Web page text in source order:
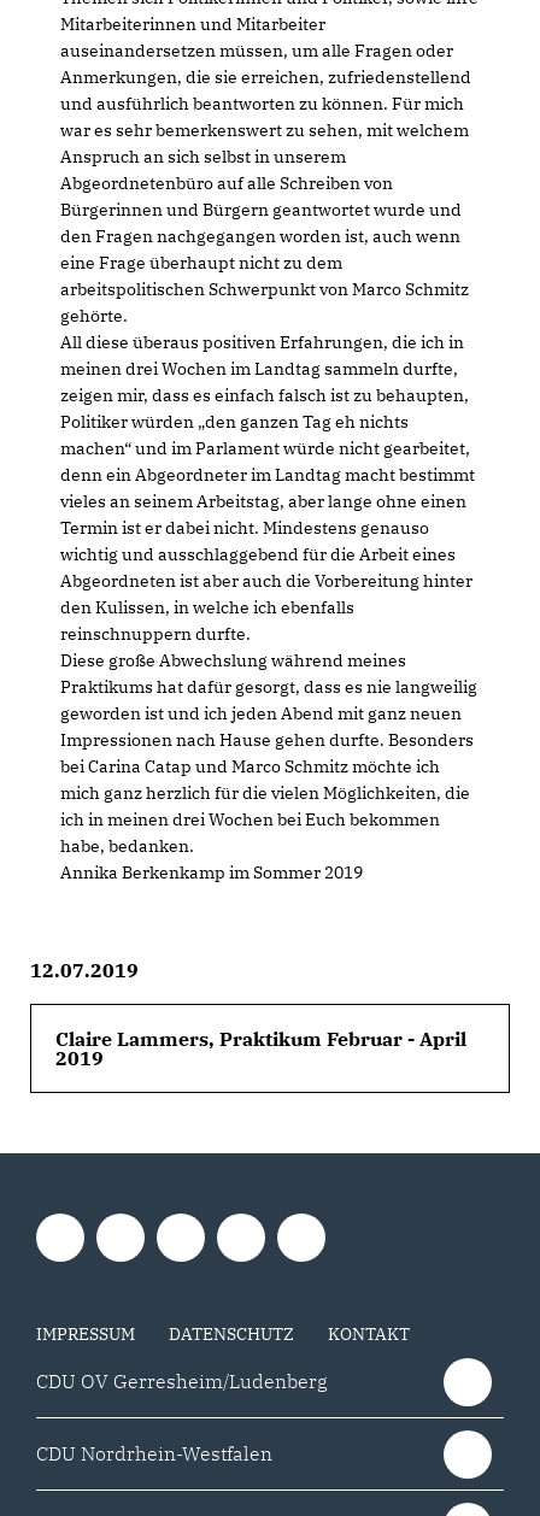
Mitarbeiterinnen und Mitarbeiter
auseinandersetzen müssen, um alle Fragen oder
Anmerkungen, die sie erreichen, zufriedenstellend
und ausführlich beantworten zu können. Für mich
war es sehr bemerkenswert zu sehen, mit welchem
Anspruch an sich selbst in unserem
Abgeordnetenbüro auf alle Schreiben von
Bürgerinnen und Bürgern geantwortet wurde und
den Fragen nachgegangen worden ist, auch wenn
eine Frage überhaupt nicht zu dem
arbeitspolitischen Schwerpunkt von Marco Schmitz
gehörte.
All diese überaus positiven Erfahrungen, die ich in
meinen drei Wochen im Landtag sammeln durfte,
zeigen mir, dass es einfach falsch ist zu behaupten,
Politiker würden „den ganzen Tag eh nichts
machen“ und im Parlament würde nicht gearbeitet,
denn ein Abgeordneter im Landtag macht bestimmt
vieles an seinem Arbeitstag, aber lange ohne einen
Termin ist er dabei nicht. Mindestens genauso
wichtig und ausschlaggebend für die Arbeit eines
Abgeordneten ist aber auch die Vorbereitung hinter
den Kulissen, in welche ich ebenfalls
reinschnuppern durfte.
Diese große Abwechslung während meines
Praktikums hat dafür gesorgt, dass es nie langweilig
geworden ist und ich jeden Abend mit ganz neuen
Impressionen nach Hause gehen durfte. Besonders
bei Carina Catap und Marco Schmitz möchte ich
mich ganz herzlich für die vielen Möglichkeiten, die
ich in meinen drei Wochen bei Euch bekommen
habe, bedanken.
Annika Berkenkamp im Sommer 2019
12.07.2019
Claire Lammers, Praktikum Februar - April
2019
IMPRESSUM DATENSCHUTZ KONTAKT
CDU OV Gerresheim/Ludenberg
CDU Nordrhein-Westfalen